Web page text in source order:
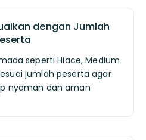
dengan Jumlah
seperti Hiace, Medium
jumlah peserta agar
nyaman dan aman